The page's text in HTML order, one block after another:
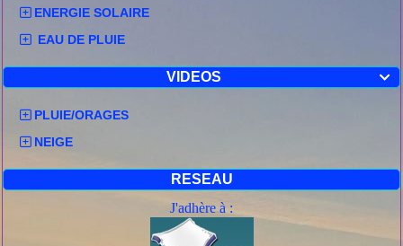
ENERGIE SOLAIRE
EAU DE PLUIE

VIDEOS
PLUIE/ORAGES
NEIGE
RESEAU
J'adhère à :